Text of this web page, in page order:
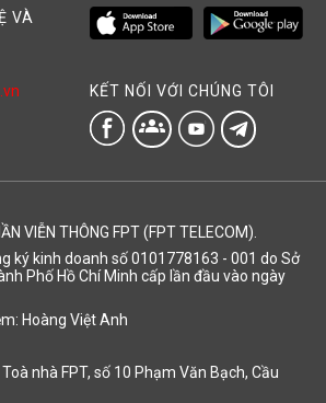
VÀ
KẾT NỐI VỚI CHÚNG TÔI
groups
VIỄN THÔNG FPT (FPT TELECOM).
ký kinh doanh số 0101778163 - 001 do Sở
Phố Hồ Chí Minh cấp lần đầu vào ngày
Hoàng Việt Anh
nhà FPT, số 10 Phạm Văn Bạch, Cầu